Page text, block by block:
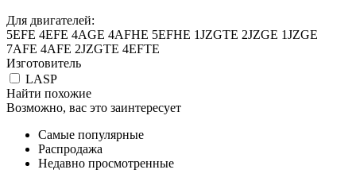
Для двигателей:
5EFE 4EFE 4AGE 4AFHE 5EFHE 1JZGTE 2JZGE 1JZGE
7AFE 4AFE 2JZGTE 4EFTE
Изготовитель
LASP
Найти похожие
Возможно, вас это заинтересует
Самые популярные
Распродажа
Недавно просмотренные